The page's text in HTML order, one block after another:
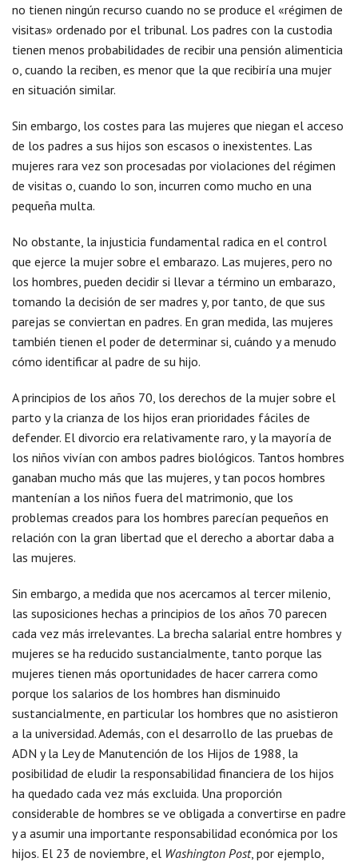
no tienen ningún recurso cuando no se produce el «régimen de
visitas» ordenado por el tribunal. Los padres con la custodia
tienen menos probabilidades de recibir una pensión alimenticia
o, cuando la reciben, es menor que la que recibiría una mujer
en situación similar.
Sin embargo, los costes para las mujeres que niegan el acceso
de los padres a sus hijos son escasos o inexistentes. Las
mujeres rara vez son procesadas por violaciones del régimen
de visitas o, cuando lo son, incurren como mucho en una
pequeña multa.
No obstante, la injusticia fundamental radica en el control
que ejerce la mujer sobre el embarazo. Las mujeres, pero no
los hombres, pueden decidir si llevar a término un embarazo,
tomando la decisión de ser madres y, por tanto, de que sus
parejas se conviertan en padres. En gran medida, las mujeres
también tienen el poder de determinar si, cuándo y a menudo
cómo identificar al padre de su hijo.
A principios de los años 70, los derechos de la mujer sobre el
parto y la crianza de los hijos eran prioridades fáciles de
defender. El divorcio era relativamente raro, y la mayoría de
los niños vivían con ambos padres biológicos. Tantos hombres
ganaban mucho más que las mujeres, y tan pocos hombres
mantenían a los niños fuera del matrimonio, que los
problemas creados para los hombres parecían pequeños en
relación con la gran libertad que el derecho a abortar daba a
las mujeres.
Sin embargo, a medida que nos acercamos al tercer milenio,
las suposiciones hechas a principios de los años 70 parecen
cada vez más irrelevantes. La brecha salarial entre hombres y
mujeres se ha reducido sustancialmente, tanto porque las
mujeres tienen más oportunidades de hacer carrera como
porque los salarios de los hombres han disminuido
sustancialmente, en particular los hombres que no asistieron
a la universidad. Además, con el desarrollo de las pruebas de
ADN y la Ley de Manutención de los Hijos de 1988, la
posibilidad de eludir la responsabilidad financiera de los hijos
ha quedado cada vez más excluida. Una proporción
considerable de hombres se ve obligada a convertirse en padre
y a asumir una importante responsabilidad económica por los
hijos. El 23 de noviembre, el Washington Post, por ejemplo,